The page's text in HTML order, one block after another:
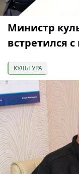
Министр
встретился
КУЛЬТУРА